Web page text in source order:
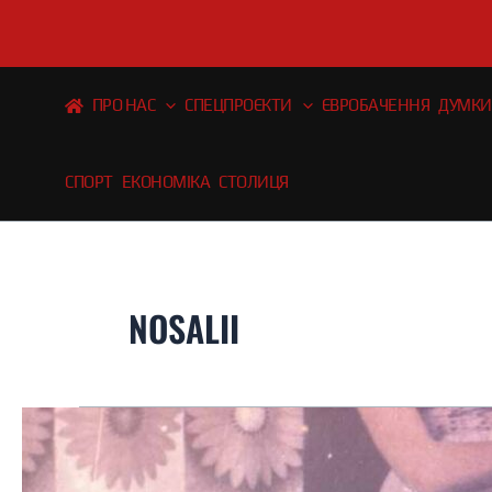
вмісту
ПРО НАС СПЕЦПРОЄКТИ ЄВРОБАЧЕННЯ ДУМКИ
СПОРТ ЕКОНОМІКА СТОЛИЦЯ
NOSALII
NOSALII
—
«Люлі»: